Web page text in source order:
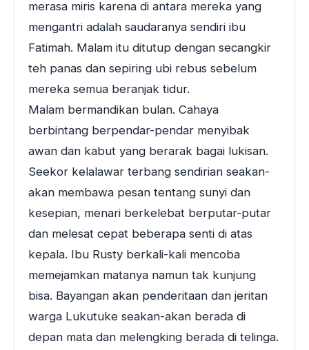
merasa miris karena di antara mereka yang
mengantri adalah saudaranya sendiri ibu
Fatimah. Malam itu ditutup dengan secangkir
teh panas dan sepiring ubi rebus sebelum
mereka semua beranjak tidur.
Malam bermandikan bulan. Cahaya
berbintang berpendar-pendar menyibak
awan dan kabut yang berarak bagai lukisan.
Seekor kelalawar terbang sendirian seakan-
akan membawa pesan tentang sunyi dan
kesepian, menari berkelebat berputar-putar
dan melesat cepat beberapa senti di atas
kepala. Ibu Rusty berkali-kali mencoba
memejamkan matanya namun tak kunjung
bisa. Bayangan akan penderitaan dan jeritan
warga Lukutuke seakan-akan berada di
depan mata dan melengking berada di telinga.